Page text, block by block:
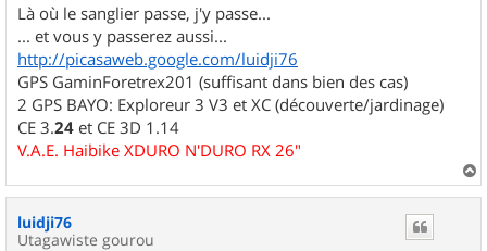
Là où le sanglier passe, j'y passe...
... et vous y passerez aussi...
http://picasaweb.google.com/luidji76
GPS GaminForetrex201 (suffisant dans bien des cas)
2 GPS BAYO: Exploreur 3 V3 et XC (découverte/jardinage)
CE 3.24 et CE 3D 1.14
V.A.E. Haibike XDURO N'DURO RX 26"
a
luidji76
Utagawiste gourou